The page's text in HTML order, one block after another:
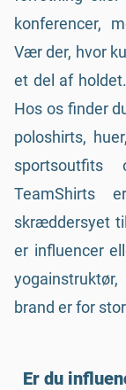
konferencer,
Vær der, hvor
et del af
Hos os finder
poloshirts,
TeamShirts
skræddersyet
er influencer
brand er for
Er du